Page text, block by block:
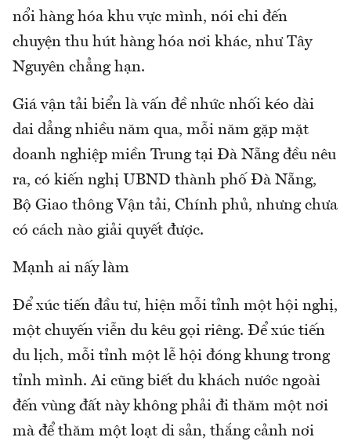
nổi hàng hóa khu vực mình, nói chi đến
chuyện thu hút hàng hóa nơi khác, như Tây
Nguyên chẳng hạn.
Giá vận tải biển là vấn đề nhức nhối kéo dài
dai dẳng nhiều năm qua, mỗi năm gặp mặt
doanh nghiệp miền Trung tại Đà Nẵng đều nêu
ra, có kiến nghị UBND thành phố Đà Nẵng,
Bộ Giao thông Vận tải, Chính phủ, nhưng chưa
có cách nào giải quyết được.
Mạnh ai nấy làm
Để xúc tiến đầu tư, hiện mỗi tỉnh một hội nghị,
một chuyến viễn du kêu gọi riêng. Để xúc tiến
du lịch, mỗi tỉnh một lễ hội đóng khung trong
tỉnh mình. Ai cũng biết du khách nước ngoài
đến vùng đất này không phải đi thăm một nơi
mà để thăm một loạt di sản, thắng cảnh nơi